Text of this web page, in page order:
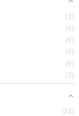
3
6
6
6
6
3
24